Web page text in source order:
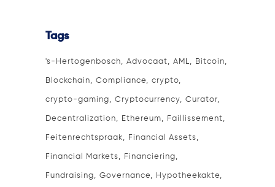
Tags
's-Hertogenbosch Advocaat AML Bitcoin
Blockchain Compliance crypto
crypto-gaming Cryptocurrency Curator
Decentralization Ethereum Faillissement
Feitenrechtspraak Financial Assets
Financial Markets Financiering
Fundraising Governance Hypotheekakte